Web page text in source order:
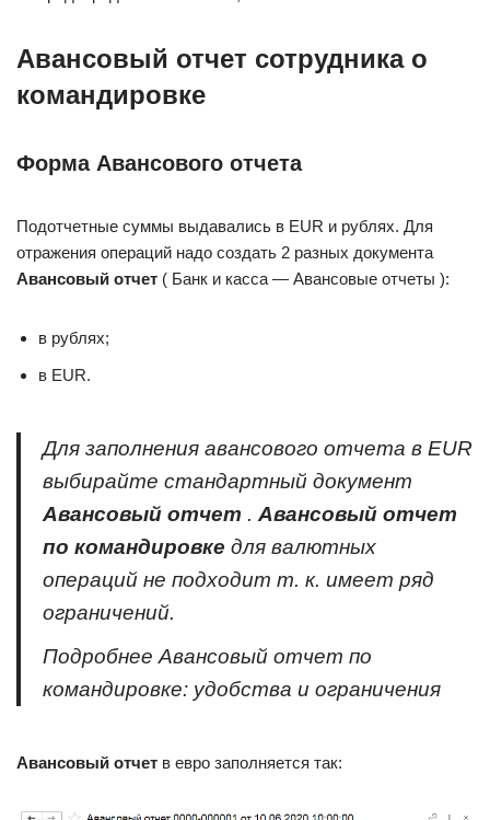
Авансовый отчет сотрудника о
командировке
Форма Авансового отчета
Подотчетные суммы выдавались в EUR и рублях. Для
отражения операций надо создать 2 разных документа
Авансовый отчет ( Банк и касса — Авансовые отчеты ):
в рублях;
в EUR.
Для заполнения авансового отчета в EUR
выбирайте стандартный документ
Авансовый отчет . Авансовый отчет
по командировке для валютных
операций не подходит т. к. имеет ряд
ограничений.
Подробнее Авансовый отчет по
командировке: удобства и ограничения
Авансовый отчет в евро заполняется так: